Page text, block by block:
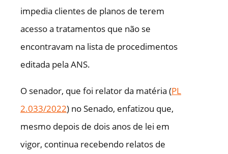
impedia clientes de planos de terem
acesso a tratamentos que não se
encontravam na lista de procedimentos
editada pela ANS.
O senador, que foi relator da matéria (PL
2.033/2022) no Senado, enfatizou que,
mesmo depois de dois anos de lei em
vigor, continua recebendo relatos de